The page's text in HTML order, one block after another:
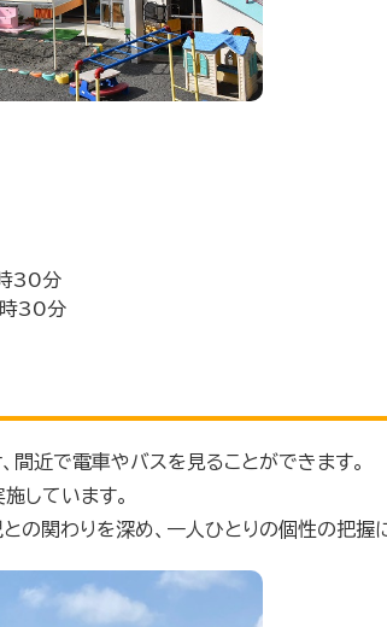
30分
30分
間近で電車やバスを見ることができます。
しています。
の関わりを深め、一人ひとりの個性の把握